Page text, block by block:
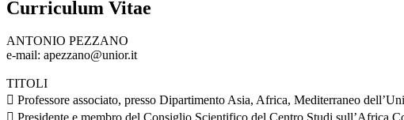
Curriculum Vitae
ANTONIO PEZZANO
e-mail: apezzano@unior.it
TITOLI
 Professore associato, presso Dipartimento Asia, Africa, Mediterraneo